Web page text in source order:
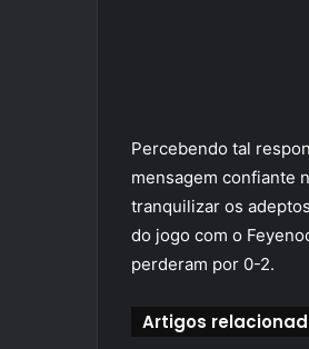
Percebendo tal
mensagem confiante
tranquilizar os
do jogo com o
perderam por 0-2.
Artigos